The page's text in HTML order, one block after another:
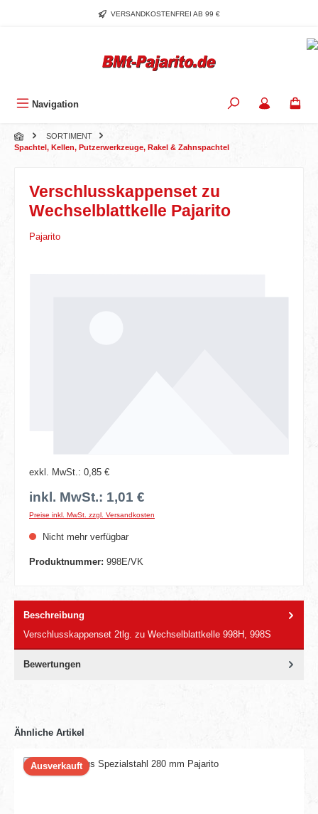
Zum Hauptinhalt springenVERSANDKOSTENFREI AB 99 €
Navigation
SORTIMENT
Spachtel, Kellen, Putzerwerkzeuge, Rakel & Zahnspachtel
Verschlusskappenset zu
Wechselblattkelle Pajarito
Pajarito
exkl. MwSt.: 0,85 €
inkl. MwSt.: 1,01 €
Preise inkl. MwSt. zzgl. Versandkosten
Nicht mehr verfügbar
Produktnummer: 998E/VK
Beschreibung
Verschlusskappenset 2tlg. zu Wechselblattkelle 998H, 998S
Bewertungen
Ähnliche Artikel
Ausverkauft